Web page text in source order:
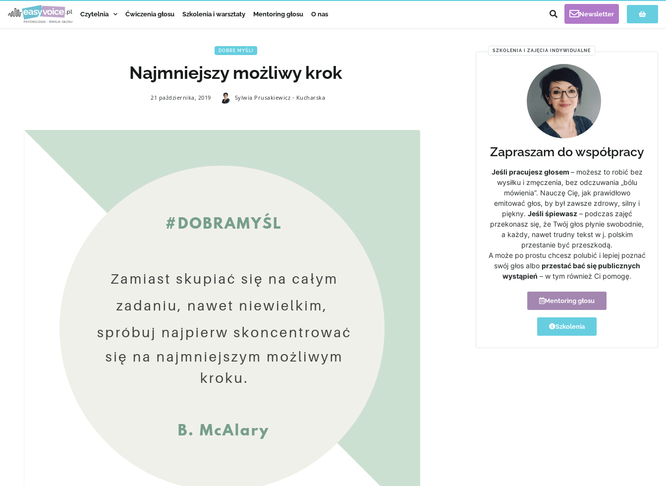
Czytelnia Ćwiczenia głosu Szkolenia i warsztaty Mentoring głosu O nas Newsletter
DOBRE MYŚLI
Najmniejszy możliwy krok
21 października, 2019 Sylwia Prusakiewicz - Kucharska
Zapraszam do współpracy
Jeśli pracujesz głosem – możesz to robić bez
wysiłku i zmęczenia, bez odczuwania „bólu
mówienia”. Nauczę Cię, jak prawidłowo
emitować głos, by był zawsze zdrowy, silny i
piękny. Jeśli śpiewasz– podczas zajęć
przekonasz się, że Twój głos płynie swobodnie,
a każdy, nawet trudny tekst w j. polskim
przestanie być przeszkodą.
A może po prostu chcesz polubić i lepiej poznać
swój głos albo przestać bać się publicznych
wystąpień – w tym również Ci pomogę.
Mentoring głosu
Szkolenia
SZKOLENIA I ZAJĘCIA INDYWIDUALNE